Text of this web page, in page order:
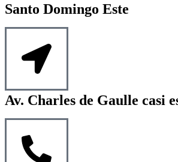
Santo Domingo Este
Av. Charles de Gaulle casi